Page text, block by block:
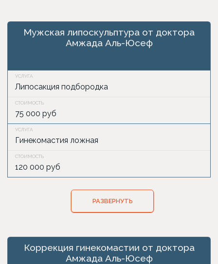
Мужская липоскульптура от доктора
Амжада Аль-Юсеф
Липосакция подбородка
75 000 руб
Гинекомастия ложная
120 000 руб
РАЗВЕРНУТЬ
Коррекция гинекомастии от доктора
Амжада Аль-Юсеф